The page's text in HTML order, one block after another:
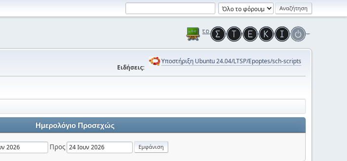
Ειδήσεις:
Υποστήριξη Ubuntu 24.04/LTSP/Epoptes/sch-scripts
Ημερολόγιο Προσεχώς
Προς